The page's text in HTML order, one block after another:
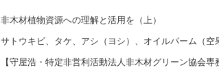
非木材植物資源への理解と活用を（上）
サトウキビ、タケ、アシ（ヨシ）、オイルパーム（空
【守屋浩・特定非営利活動法人非木材グリーン協会専